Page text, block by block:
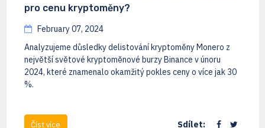
pro cenu kryptoměny?
February 07, 2024
Analyzujeme důsledky delistování kryptoměny Monero z
největší světové kryptoměnové burzy Binance v únoru
2024, které znamenalo okamžitý pokles ceny o více jak 30
%.
Číst více Sdílet: